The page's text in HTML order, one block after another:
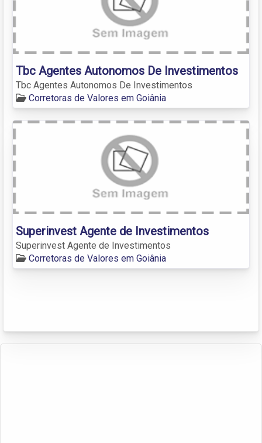
Tbc Agentes Autonomos De Investimentos
Tbc Agentes Autonomos De Investimentos
Corretoras de Valores em Goiânia
Superinvest Agente de Investimentos
Superinvest Agente de Investimentos
Corretoras de Valores em Goiânia